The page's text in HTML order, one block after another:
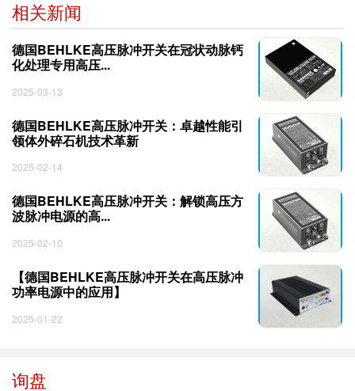
相关新闻
德国BEHLKE高压脉冲开关在冠状动脉钙
化处理专用高压...
2025-03-13
德国BEHLKE高压脉冲开关：卓越性能引
领体外碎石机技术革新
2025-02-14
德国BEHLKE高压脉冲开关：解锁高压方
波脉冲电源的高...
2025-02-10
【德国BEHLKE高压脉冲开关在高压脉冲
功率电源中的应用】
2025-01-22
询盘